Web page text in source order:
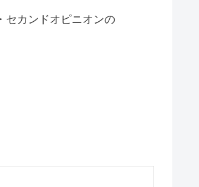
セカンドオピニオンの